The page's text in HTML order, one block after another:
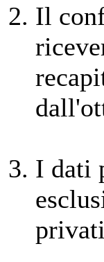
Il
I dati